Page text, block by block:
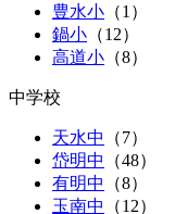
豊水小 （1 ）
鍋小 （12）
高道小 （8）
中学校
天水中 （7）
岱明中
（48）
有明中
（8）
玉南中
（12）